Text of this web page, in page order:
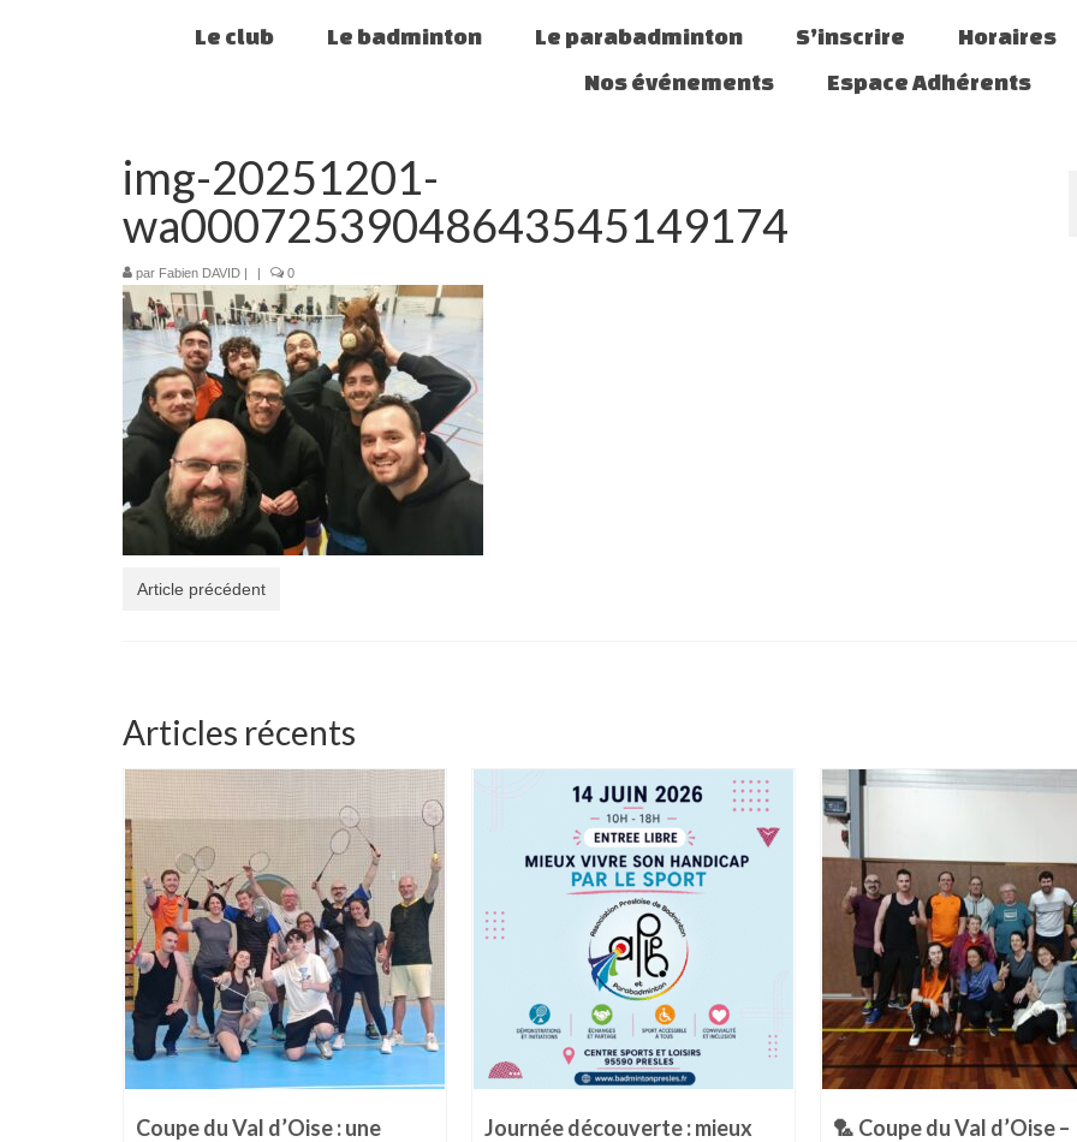
Le club Le badminton Le parabadminton S’inscrire Horaires
Nos événements
Espace Adhérents
img-20251201-
wa00072539048643545149174
par Fabien DAVID | | 0
Article précédent
Articles récents
Coupe du Val d’Oise : une
Journée découverte : mieux
🏸 Coupe du Val d’Oise –